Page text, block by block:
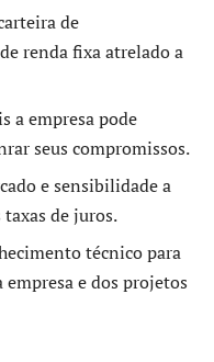
de
renda fixa atrelado a
a empresa pode
seus compromissos.
e sensibilidade a
de juros.
técnico para
e dos projetos